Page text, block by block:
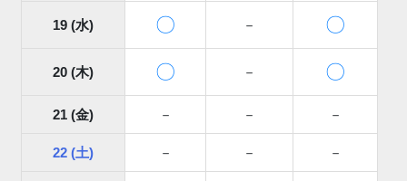
19 (水) 〇 － 〇
20 (木) 〇 － 〇
21 (金) － － －
22 (土) － － －